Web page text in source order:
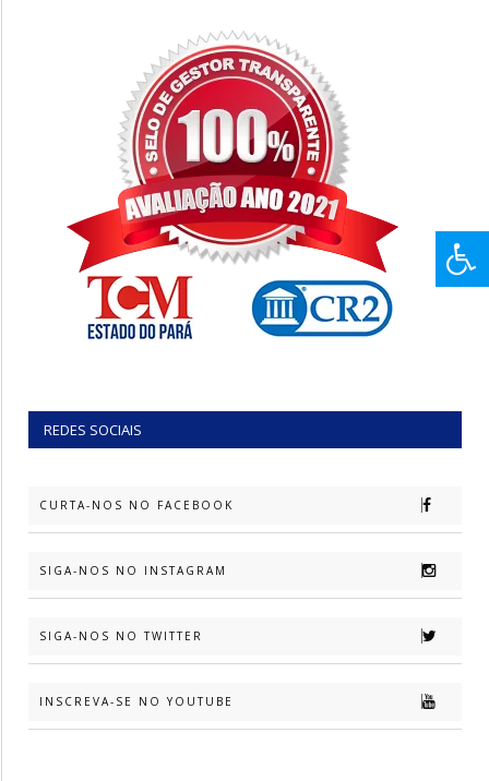
REDES SOCIAIS
CURTA-NOS NO FACEBOOK
SIGA-NOS NO INSTAGRAM
SIGA-NOS NO TWITTER
INSCREVA-SE NO YOUTUBE